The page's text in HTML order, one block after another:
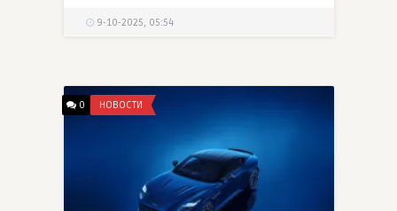
9-10-2025, 05:54
0 НОВОСТИ